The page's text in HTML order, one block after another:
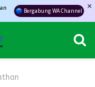
Bergabung WA Channel